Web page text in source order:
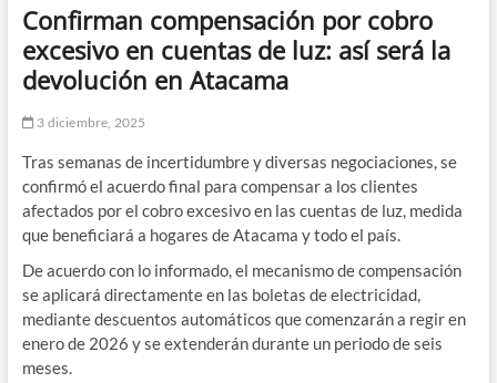
Confirman compensación por cobro
excesivo en cuentas de luz: así será la
devolución en Atacama
3 diciembre, 2025
Tras semanas de incertidumbre y diversas negociaciones, se
confirmó el acuerdo final para compensar a los clientes
afectados por el cobro excesivo en las cuentas de luz, medida
que beneficiará a hogares de Atacama y todo el país.
De acuerdo con lo informado, el mecanismo de compensación
se aplicará directamente en las boletas de electricidad,
mediante descuentos automáticos que comenzarán a regir en
enero de 2026 y se extenderán durante un periodo de seis
meses.